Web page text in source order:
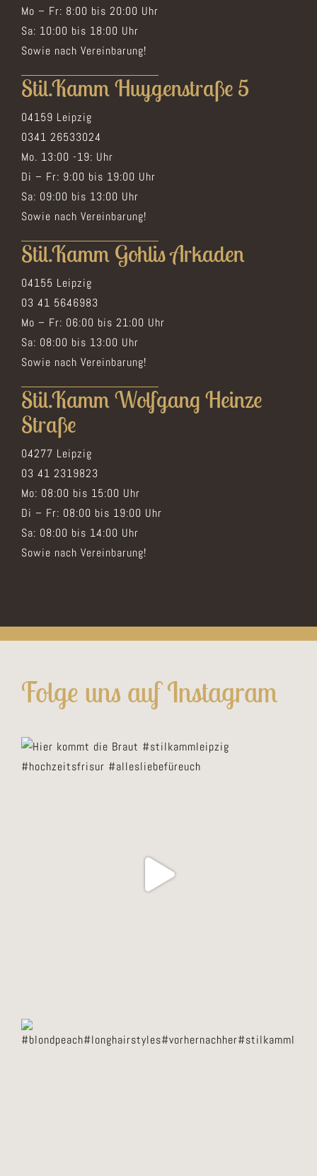
Mo – Fr: 8:00 bis 20:00 Uhr
Sa: 10:00 bis 18:00 Uhr
Sowie nach Vereinbarung!
Stil.Kamm Huygenstraße 5
04159 Leipzig
0341 26533024
Mo. 13:00 -19: Uhr
Di – Fr: 9:00 bis 19:00 Uhr
Sa: 09:00 bis 13:00 Uhr
Sowie nach Vereinbarung!
Stil.Kamm Gohlis Arkaden
04155 Leipzig
03 41 5646983
Mo – Fr: 06:00 bis 21:00 Uhr
Sa: 08:00 bis 13:00 Uhr
Sowie nach Vereinbarung!
Stil.Kamm Wolfgang Heinze
Straße
04277 Leipzig
03 41 2319823
Mo: 08:00 bis 15:00 Uhr
Di – Fr: 08:00 bis 19:00 Uhr
Sa: 08:00 bis 14:00 Uhr
Sowie nach Vereinbarung!
Folge uns auf Instagram